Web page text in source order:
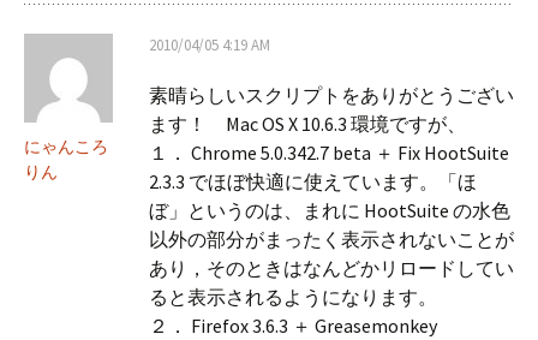
にゃんころ
りん
2010/04/05 4:19 AM
素晴らしいスクリプトをありがとうござい
ます！ Mac OS X 10.6.3 環境ですが、
１． Chrome 5.0.342.7 beta ＋ Fix HootSuite
2.3.3 でほぼ快適に使えています。「ほ
ぼ」というのは、まれに HootSuite の水色
以外の部分がまったく表示されないことが
あり，そのときはなんどかリロードしてい
ると表示されるようになります。
２． Firefox 3.6.3 ＋ Greasemonkey